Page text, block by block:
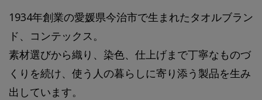
1934年創業の愛媛県今治市で生まれたタオルブラン
ド、コンテックス。
素材選びから織り、染色、仕上げまで丁寧なものづ
くりを続け、使う人の暮らしに寄り添う製品を生み
出しています。